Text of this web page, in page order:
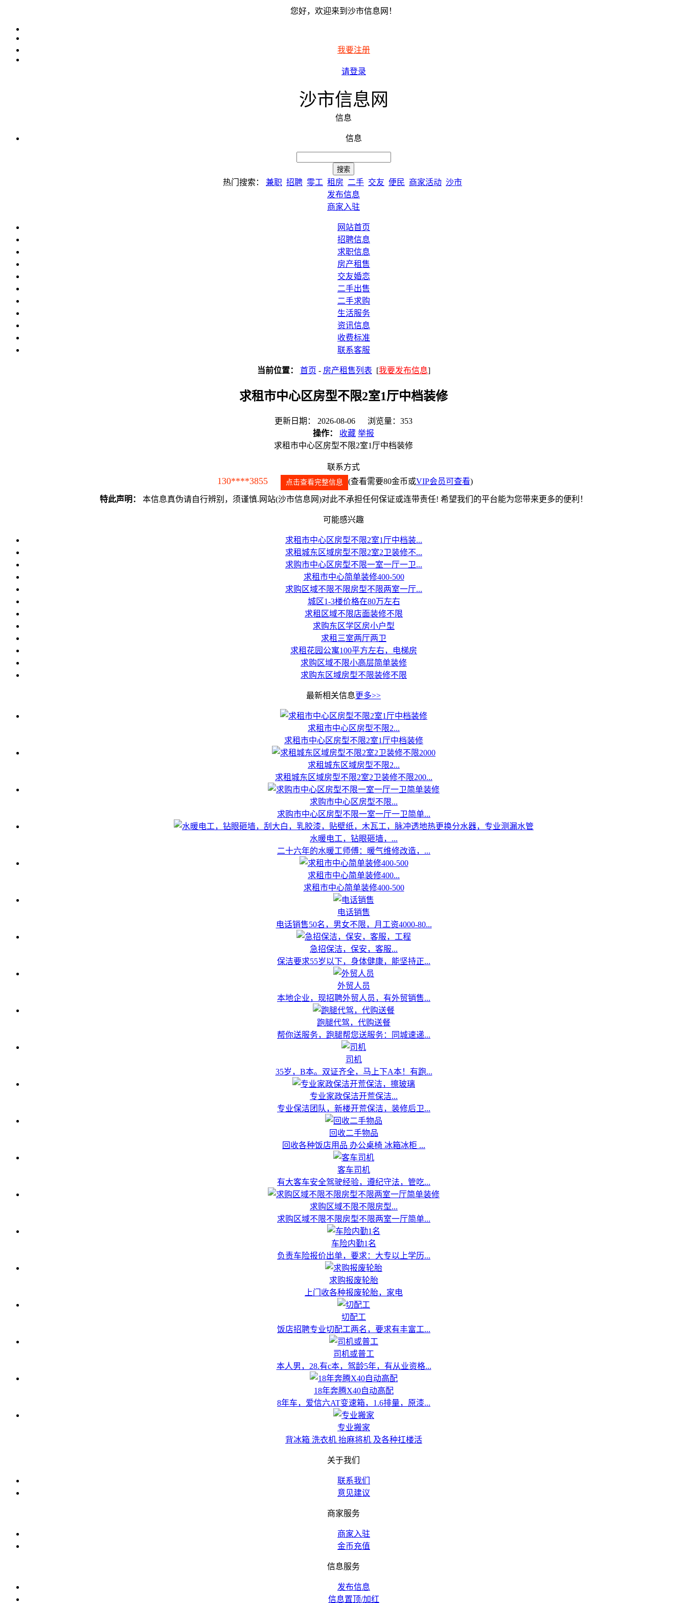
您好，欢迎来到沙市信息网！
我要注册
请登录
沙市信息网
信息
信息
热门搜索： 兼职 招聘 零工 租房 二手 交友 便民 商家活动 沙市
发布信息
商家入驻
网站首页
招聘信息
求职信息
房产租售
交友婚恋
二手出售
二手求购
生活服务
资讯信息
收费标准
联系客服
当前位置： 首页 - 房产租售列表 [我要发布信息]
求租市中心区房型不限2室1厅中档装修
更新日期： 2026-08-06 浏览量：353
操作：
收藏 举报
求租市中心区房型不限2室1厅中档装修
联系方式
130****3855 点击查看完整信息 (查看需要80金币或VIP会员可查看)
特此声明： 本信息真伪请自行辨别，须谨慎.网站(沙市信息网)对此不承担任何保证或连带责任! 希望我们的平台能为您带来更多的便利！
可能感兴趣
求租市中心区房型不限2室1厅中档装...
求租城东区域房型不限2室2卫装修不...
求购市中心区房型不限一室一厅一卫...
求租市中心简单装修400-500
求购区域不限不限房型不限两室一厅...
城区1-3楼价格在80万左右
求租区域不限店面装修不限
求购东区学区房小户型
求租三室两厅两卫
求租花园公寓100平方左右，电梯房
求购区域不限小高层简单装修
求购东区域房型不限装修不限
最新相关信息更多>>
求租市中心区房型不限2...
求租市中心区房型不限2室1厅中档装修
求租城东区域房型不限2...
求租城东区域房型不限2室2卫装修不限200...
求购市中心区房型不限...
求购市中心区房型不限一室一厅一卫简单...
水暖电工，钻眼砸墙，...
二十六年的水暖工师傅：暖气维修改造，...
求租市中心简单装修400...
求租市中心简单装修400-500
电话销售
电话销售50名，男女不限，月工资4000-80...
急招保洁，保安，客服...
保洁要求55岁以下，身体健康，能坚持正...
外贸人员
本地企业，现招聘外贸人员，有外贸销售...
跑腿代驾，代购送餐
帮你送服务，跑腿帮您送服务：同城速递...
司机
35岁，B本。双证齐全，马上下A本！有跑...
专业家政保洁开荒保洁...
专业保洁团队，新楼开荒保洁，装修后卫...
回收二手物品
回收各种饭店用品 办公桌椅 冰箱冰柜 ...
客车司机
有大客车安全驾驶经验，遵纪守法，管吃...
求购区域不限不限房型...
求购区域不限不限房型不限两室一厅简单...
车险内勤1名
负责车险报价出单，要求：大专以上学历...
求购报废轮胎
上门收各种报废轮胎，家电
切配工
饭店招聘专业切配工两名，要求有丰富工...
司机或普工
本人男，28.有c本，驾龄5年，有从业资格...
18年奔腾X40自动高配
8年车，爱信六AT变速箱，1.6排量，原漆...
专业搬家
背冰箱 洗衣机 抬麻将机 及各种扛楼活
关于我们
联系我们
意见建议
商家服务
商家入驻
金币充值
信息服务
发布信息
信息置顶/加红